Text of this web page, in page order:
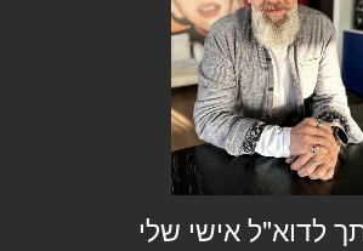
לדוא"ל אישי שלי